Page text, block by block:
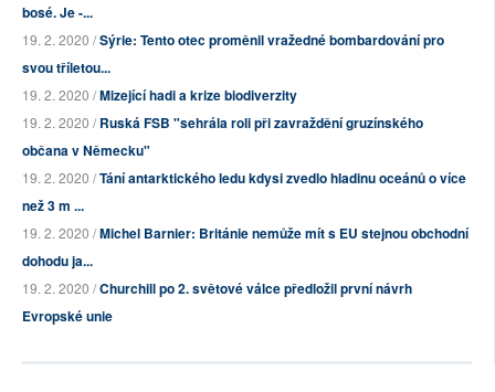
bosé. Je -...
19. 2. 2020 /Sýrie: Tento otec proměnil vražedné bombardování pro
svou tříletou...
19. 2. 2020 /Mizející hadi a krize biodiverzity
19. 2. 2020 /Ruská FSB "sehrála roli při zavraždění gruzínského
občana v Německu"
19. 2. 2020 /Tání antarktického ledu kdysi zvedlo hladinu oceánů o více
než 3 m ...
19. 2. 2020 /Michel Barnier: Británie nemůže mít s EU stejnou obchodní
dohodu ja...
19. 2. 2020 /Churchill po 2. světové válce předložil první návrh
Evropské unie